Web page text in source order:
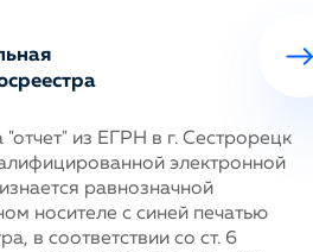
из ЕГРН в г. Сестрорецк
электронной
равнозначной
носителе с синей печатью
в соответствии со ст. 6